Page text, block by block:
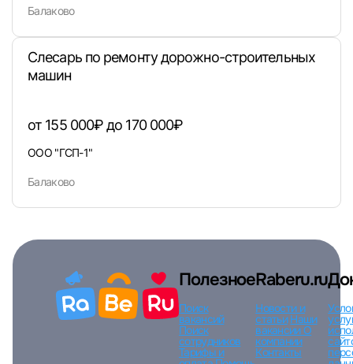
Вход по коду Регистрация Забыли
Балаково
Слесарь по ремонту дорожно-строительных
машин
от 155 000₽ до 170 000₽
ООО "ГСП-1"
Балаково
Полезное
Поиск
вакансий
Поиск
сотрудников
Тарифы и
Raberu.ru
Новости и
статьи Наши
вакансииО
компании
Контакты